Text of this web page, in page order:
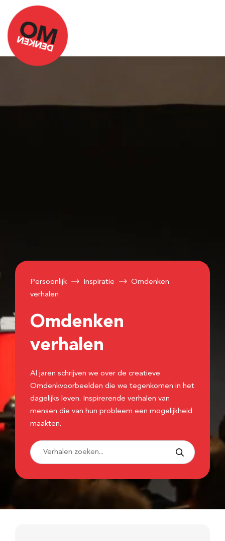
Persoonlijk Inspiratie
Omdenken
verhalen
Omdenken
verhalen
Al jaren schrijven we over de creatieve
Omdenkvoorbeelden die we tegenkomen in het
dagelijks leven. Inspirerende verhalen van
mensen die van hun probleem een mogelijkheid
maakten.